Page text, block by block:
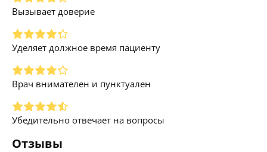
Вызывает доверие
Уделяет должное время пациенту
Врач внимателен и пунктуален
Убедительно отвечает на вопросы
Отзывы